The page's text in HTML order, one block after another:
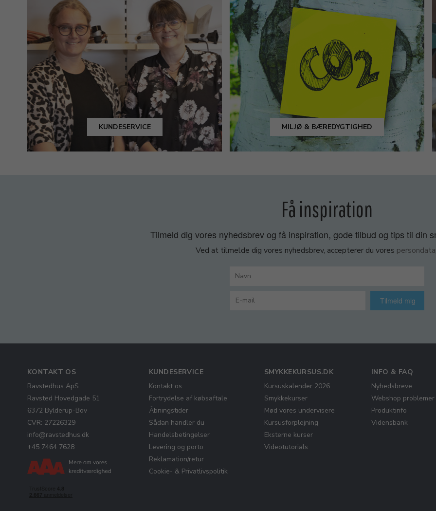
KUNDESERVICE MILJØ & BÆREDYGTIGHED
Få inspiration
Tilmeld dig vores nyhedsbrev og få inspiration, gode tilbud og tips til din
Ved at tilmelde dig vores nyhedsbrev, accepterer du vores
Tilmeld mig
KONTAKT OS
Ravstedhus ApS
Ravsted Hovedgade 51
6372 Bylderup-Bov
CVR: 27226329
info@ravstedhus.dk
+45 7464 7628
KUNDESERVICE
Kontakt os
Fortrydelse af købsaftale
Åbningstider
Sådan handler du
Handelsbetingelser
Levering og porto
Reklamation/retur
Cookie- & Privatlivspolitik
SMYKKEKURSUS.DK
Kursuskalender 2026
Smykkekurser
Mød vores undervisere
Kursusforplejning
Eksterne kurser
Videotutorials
INFO & FAQ
Nyhedsbreve
Webshop problemer
Produktinfo
Vidensbank